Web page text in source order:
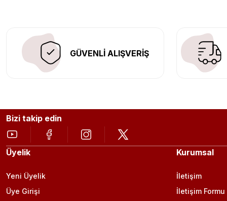
GÜVENLİ ALIŞVERİŞ
Bizi takip edin
Üyelik
Yeni Üyelik
Üye Girişi
Kurumsal
İletişim
İletişim Formu